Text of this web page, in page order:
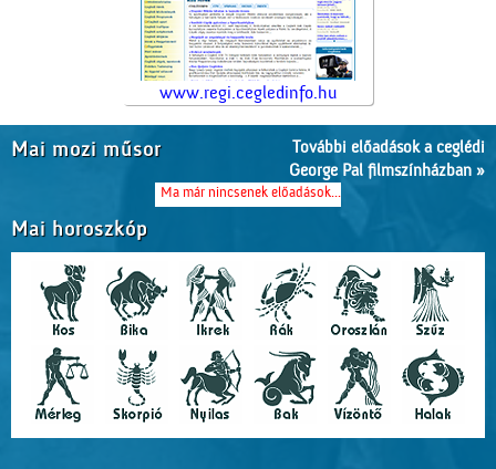
www.regi.cegledinfo.hu
Mai mozi műsor
További előadások a ceglédi
George Pal filmszínházban »
Ma már nincsenek előadások...
Mai horoszkóp